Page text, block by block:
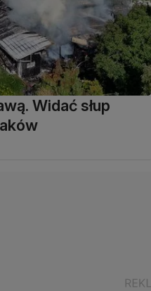
Widać słup